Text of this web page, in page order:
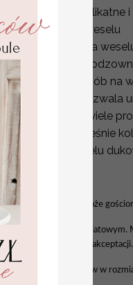
jak i stylowe, delikatne
gości na weselu
gości na
weselnych to
to idealny sposób
gości, który pozwala
Państwo wiele
stają się jednocześnie
gości na Weselu
g
WESELNYCH
przy stołach pomoże
motywem
przez grafika do akceptacji.
obejmuje plan stołów w